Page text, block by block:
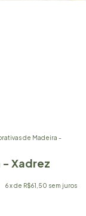
de Madeira -
- Xadrez
6x de R$61,50 sem juros